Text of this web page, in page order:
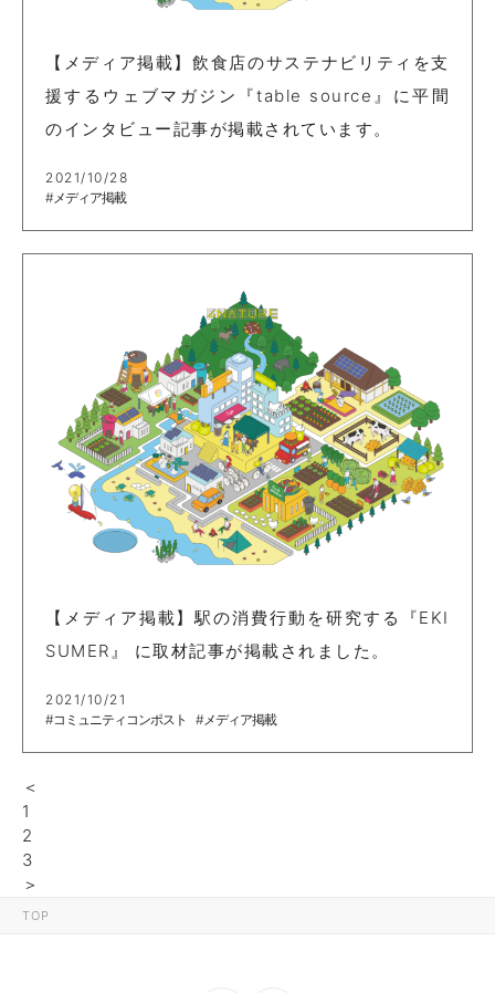
TOP
【メディア掲載】飲食店のサステナビリティを支
援するウェブマガジン『table source』に平間
のインタビュー記事が掲載されています。
2021/10/28
#メディア掲載
【メディア掲載】駅の消費行動を研究する『EKI
SUMER』 に取材記事が掲載されました。
2021/10/21
#コミュニティコンポスト
#メディア掲載
＜
1
2
3
＞